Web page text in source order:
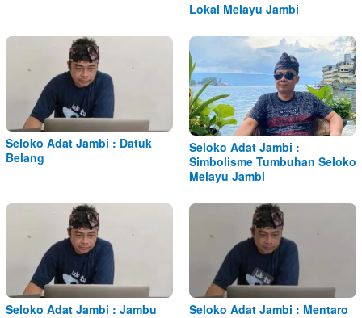
Lokal Melayu Jambi
Seloko Adat Jambi : Datuk
Belang
Seloko Adat Jambi :
Simbolisme Tumbuhan Seloko
Melayu Jambi
Seloko Adat Jambi : Jambu
Seloko Adat Jambi : Mentaro